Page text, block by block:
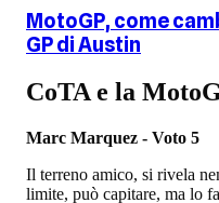
MotoGP, come
GP di Austin
CoTA e la
Marc Marquez - Voto 5
Il terreno amico, si rivela
limite, può capitare, ma lo